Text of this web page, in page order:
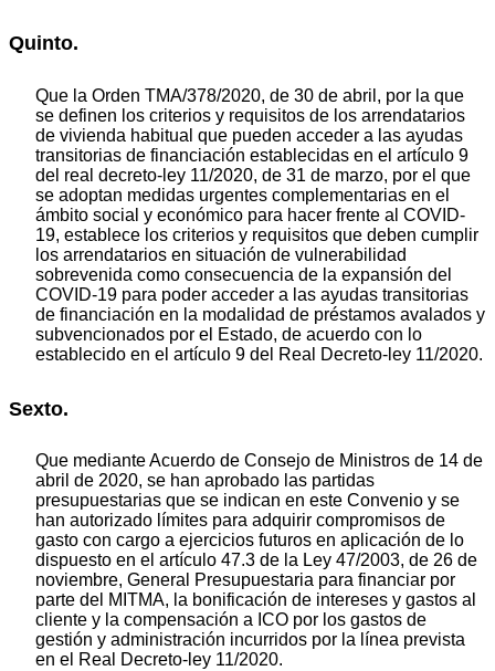
Quinto.
Que la Orden TMA/378/2020, de 30 de abril, por la que
se definen los criterios y requisitos de los arrendatarios
de vivienda habitual que pueden acceder a las ayudas
transitorias de financiación establecidas en el artículo 9
del real decreto-ley 11/2020, de 31 de marzo, por el que
se adoptan medidas urgentes complementarias en el
ámbito social y económico para hacer frente al COVID-
19, establece los criterios y requisitos que deben cumplir
los arrendatarios en situación de vulnerabilidad
sobrevenida como consecuencia de la expansión del
COVID-19 para poder acceder a las ayudas transitorias
de financiación en la modalidad de préstamos avalados y
subvencionados por el Estado, de acuerdo con lo
establecido en el artículo 9 del Real Decreto-ley 11/2020.
Sexto.
Que mediante Acuerdo de Consejo de Ministros de 14 de
abril de 2020, se han aprobado las partidas
presupuestarias que se indican en este Convenio y se
han autorizado límites para adquirir compromisos de
gasto con cargo a ejercicios futuros en aplicación de lo
dispuesto en el artículo 47.3 de la Ley 47/2003, de 26 de
noviembre, General Presupuestaria para financiar por
parte del MITMA, la bonificación de intereses y gastos al
cliente y la compensación a ICO por los gastos de
gestión y administración incurridos por la línea prevista
en el Real Decreto-ley 11/2020.